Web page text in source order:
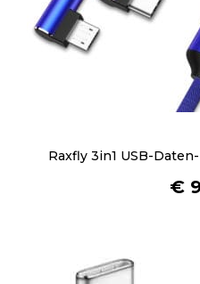
f
Raxfly 3in1 USB-
€